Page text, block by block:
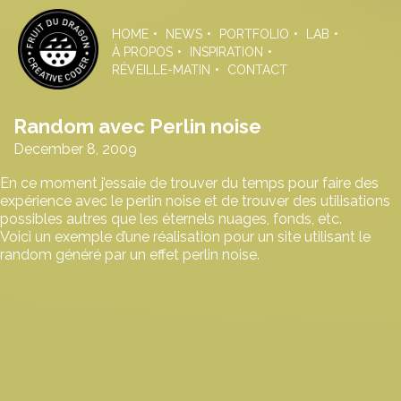
the
content
HOME NEWS PORTFOLIO
LAB
À PROPOS
INSPIRATION
RÉVEILLE-MATIN
CONTACT
Random avec Perlin noise
December 8, 2009
En ce moment j’essaie de trouver du temps pour faire des
expérience avec le perlin noise et de trouver des utilisations
possibles autres que les éternels nuages, fonds, etc.
Voici un exemple d’une réalisation pour un site utilisant le
random généré par un effet perlin noise.